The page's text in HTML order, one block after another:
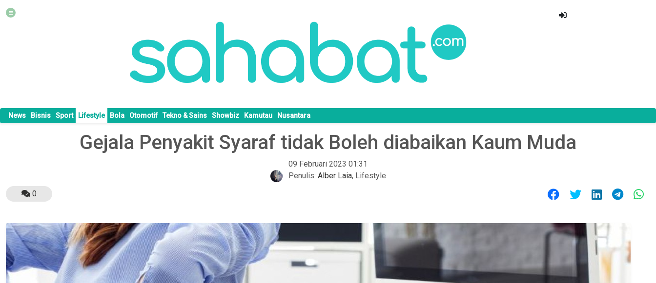
News Bisnis Sport Lifestyle Bola Otomotif Tekno & Sains Showbiz Kamutau Nusantara
Gejala Penyakit Syaraf tidak Boleh diabaikan Kaum Muda
09 Februari 2023 01:31
Penulis: Alber Laia, Lifestyle
0